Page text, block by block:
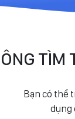
TÌM
Bạn có thể
dụng